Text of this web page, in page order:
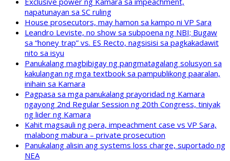
napatunayan sa SC ruling
House prosecutors, may hamon sa kampo ni VP Sara
Leandro Leviste, no show sa subpoena ng NBI; Bugaw
sa “honey trap” vs. ES Recto, nagsisisi sa pagkakadawit
nito sa isyu
Panukalang magbibigay ng pangmatagalang solusyon sa
kakulangan ng mga textbook sa pampublikong paaralan,
inihain sa Kamara
Pagpasa sa mga panukalang prayoridad ng Kamara
ngayong 2nd Regular Session ng 20th Congress, tiniyak
ng lider ng Kamara
Kahit magsauli ng pera, impeachment case vs VP Sara,
malabong mabura – private prosecution
Panukalang alisin ang systems loss charge, suportado ng
NEA